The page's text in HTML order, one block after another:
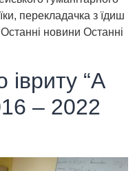
перекладачка з їдиш
новини Останні
івриту “А
– 2022